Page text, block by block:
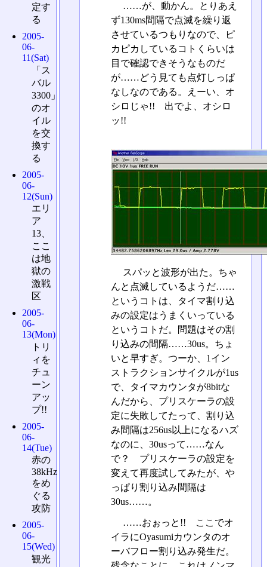
……が、動かん。とりあえ
ず130ms間隔で点滅を繰り返
させているつもりなので、ピ
カピカしているコトくらいは
目で確認できそうなものだ
が……どう見ても点灯しっぱ
なしなのである。えーい、オ
シロじゃ!! 出でよ、オシロ
ッ!!
スパッと波形が出た。ちゃ
んと点滅しているようだ……
というコトは、タイマ割り込
みの設定はうまくいっている
というコトだ。問題はその割
り込みの間隔……30us。ちょ
いと早すぎ。つーか、1イン
ストラクションサイクルが1us
で、タイマカウンタが8bitな
んだから、プリスケーラの設
定に失敗してたって、割り込
み間隔は256us以上になるハズ
なのに、30usって……なん
で？ プリスケーラの設定を
変えて再度試してみたが、や
っぱり割り込み間隔は
30us……。
……おぉっと!! ここでオ
イラにOyasumiカウンタのオ
ーバフロー割り込み発生だ。
定す
る
2005-
06-
11(Sat)
「ス
バル
3300」
のオ
イル
を交
換す
る
2005-
06-
12(Sun)
エリ
ア
13、
ここ
は地
獄の
激戦
区
2005-
06-
13(Mon)
トリ
ィを
チュ
ーン
アッ
プ!!
2005-
06-
14(Tue)
赤の
38kHz
をめ
ぐる
攻防
2005-
06-
15(Wed)
観光